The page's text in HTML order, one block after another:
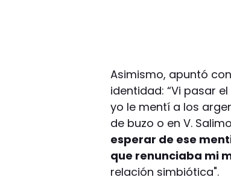
Asimismo, apuntó
identidad: “Vi pasar
yo le mentí a los
de buzo o en V.
esperar de ese
que renunciaba mi
relación simbiótica".